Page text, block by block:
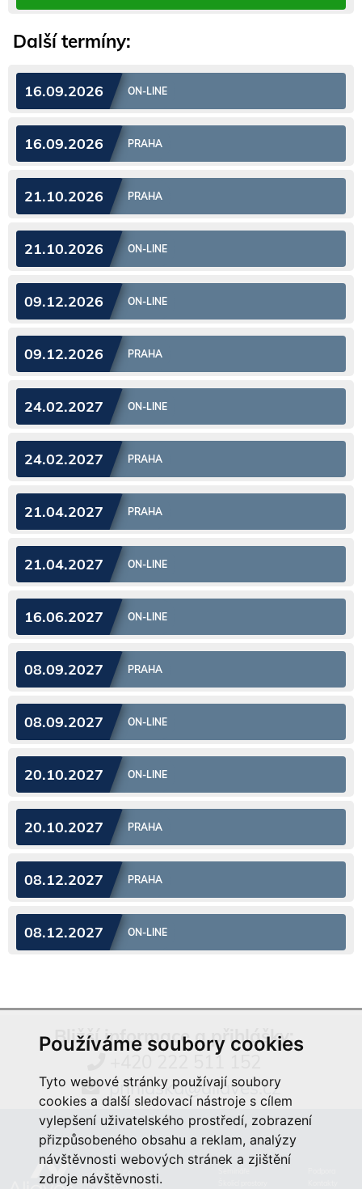
Používáme soubory cookies
Tyto webové stránky používají soubory
cookies a další sledovací nástroje s cílem
vylepšení uživatelského prostředí, zobrazení
přizpůsobeného obsahu a reklam, analýzy
návštěvnosti webových stránek a zjištění
zdroje návštěvnosti.
Další termíny:
16.09.2026 ON-LINE
16.09.2026 PRAHA
21.10.2026 PRAHA
21.10.2026 ON-LINE
09.12.2026 ON-LINE
09.12.2026 PRAHA
24.02.2027 ON-LINE
24.02.2027 PRAHA
21.04.2027 PRAHA
21.04.2027 ON-LINE
16.06.2027 ON-LINE
08.09.2027 PRAHA
08.09.2027 ON-LINE
20.10.2027 ON-LINE
20.10.2027 PRAHA
08.12.2027 PRAHA
08.12.2027 ON-LINE
Bližší informace a přihlášky:
+420 222 511 152
prihlaska@aliaves.cz
Aliaves & Co.,
Vyšehradská 320/49